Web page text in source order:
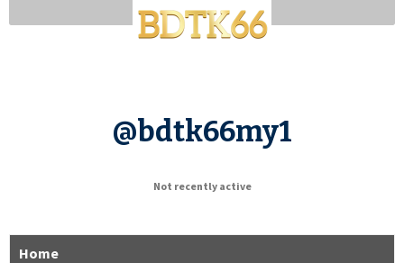
@bdtk66my1
Not recently active
Home